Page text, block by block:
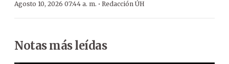
Agosto 10, 2026 07:44 a. m. · Redacción ÚH
Notas más leídas